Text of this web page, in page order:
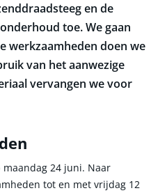
en de
toe. We gaan
werkzaamheden doen we
van het aanwezige
vervangen we voor
24 juni. Naar
tot en met vrijdag 12